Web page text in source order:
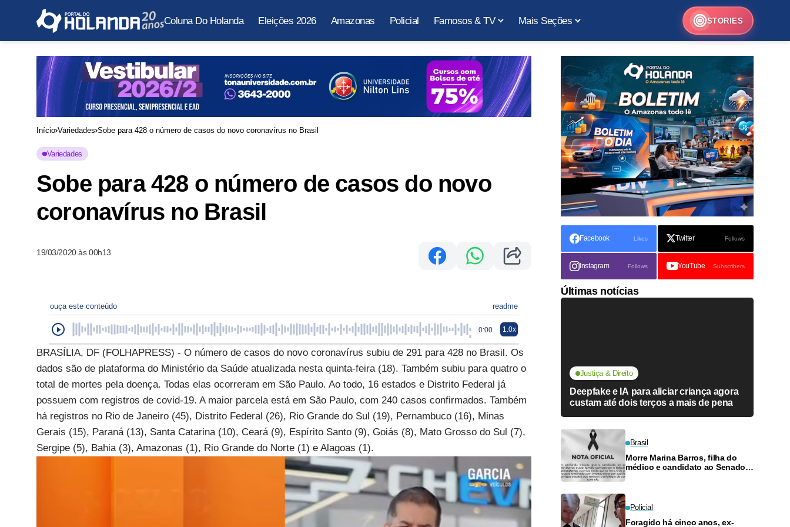
Coluna Do Holanda Eleições 2026 Amazonas Policial Famosos & TV Mais Seções STORIES
Início Variedades Sobe para 428 o número de casos do novo coronavírus no Brasil
Variedades
Sobe para 428 o número de casos do novo
coronavírus no Brasil
19/03/2020 às 00h13
ouça este conteúdo readme
0:00 1.0x
BRASÍLIA, DF (FOLHAPRESS) - O número de casos do novo coronavírus subiu de 291 para 428 no Brasil. Os
dados são de plataforma do Ministério da Saúde atualizada nesta quinta-feira (18). Também subiu para quatro o
total de mortes pela doença. Todas elas ocorreram em São Paulo. Ao todo, 16 estados e Distrito Federal já
possuem com registros de covid-19. A maior parcela está em São Paulo, com 240 casos confirmados. Também
há registros no Rio de Janeiro (45), Distrito Federal (26), Rio Grande do Sul (19), Pernambuco (16), Minas
Gerais (15), Paraná (13), Santa Catarina (10), Ceará (9), Espírito Santo (9), Goiás (8), Mato Grosso do Sul (7),
Sergipe (5), Bahia (3), Amazonas (1), Rio Grande do Norte (1) e Alagoas (1).
Facebook Likes Twitter Follows
Instagram Follows YouTube Subscribers
Últimas notícias
Justiça & Direito
Deepfake e IA para aliciar criança agora
custam até dois terços a mais de pena
Brasil
Morre Marina Barros, filha do
médico e candidato ao Senado
Policial
Foragido há cinco anos, ex-